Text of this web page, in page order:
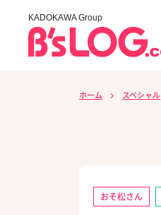
KADOKAWA Group
ホーム スペシャル
おそ松さん